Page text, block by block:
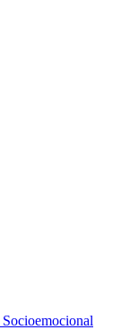
Socioemocional